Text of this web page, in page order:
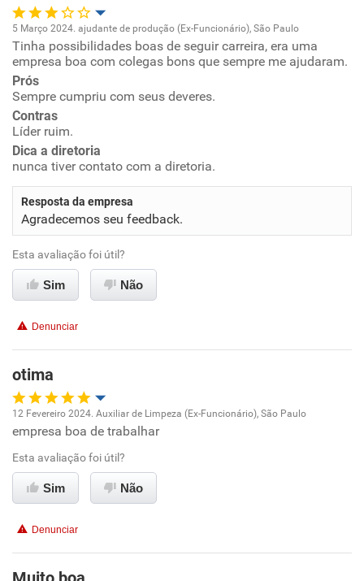
Recomenda a diretoria
Oportunidade de promoção
Ambiente de trabalho
Conciliação com a vida familiar
Benefícios
Recomenda esta empresa
Não recomenda a diretoria
5 Março 2024. ajudante de produção (Ex-Funcionário), São Paulo
Tinha possibilidades boas de seguir carreira, era uma
empresa boa com colegas bons que sempre me ajudaram.
Prós
Sempre cumpriu com seus deveres.
Contras
Líder ruim.
Dica a diretoria
nunca tiver contato com a diretoria.
Resposta da empresa
Agradecemos seu feedback.
Esta avaliação foi útil?
Sim Não
Denunciar
otima
Oportunidade de promoção
Ambiente de trabalho
Benefícios
12 Fevereiro 2024. Auxiliar de Limpeza (Ex-Funcionário), São Paulo
empresa boa de trabalhar
Esta avaliação foi útil?
Sim Não
Denunciar